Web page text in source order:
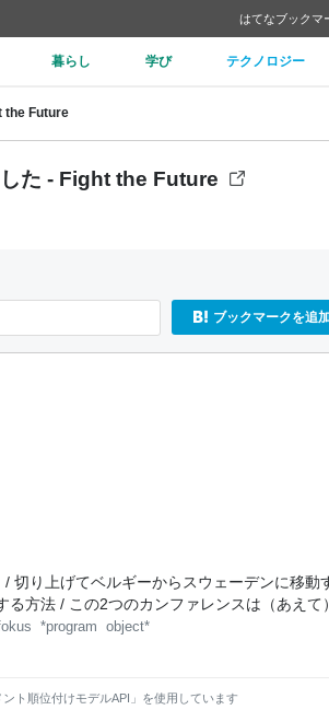
はてなブックマ
暮らし 学び テクノロジー
the Future
た - Fight the Future
ブックマークを追
切り上げてベルギーからスウェーデンに移動
方法 / この2つのカンファレンスは（あえて
*program object*
ト順位付けモデルAPI」を使用しています